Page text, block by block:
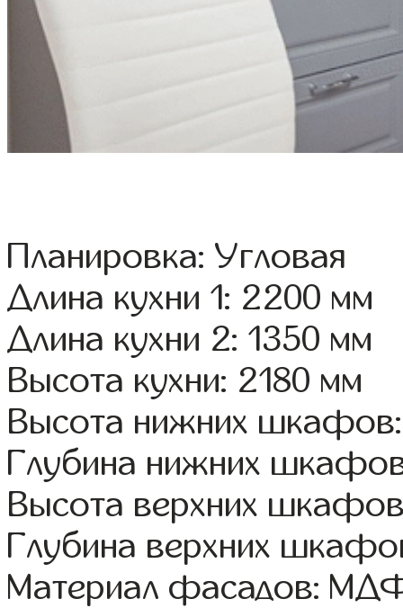
Планировка: Угловая
Длина кухни 1: 2200 мм
Длина кухни 2: 1350 мм
Высота кухни: 2180 мм
Высота нижних
Глубина нижних
Высота верхних
Глубина верхних
Материал фасадов: